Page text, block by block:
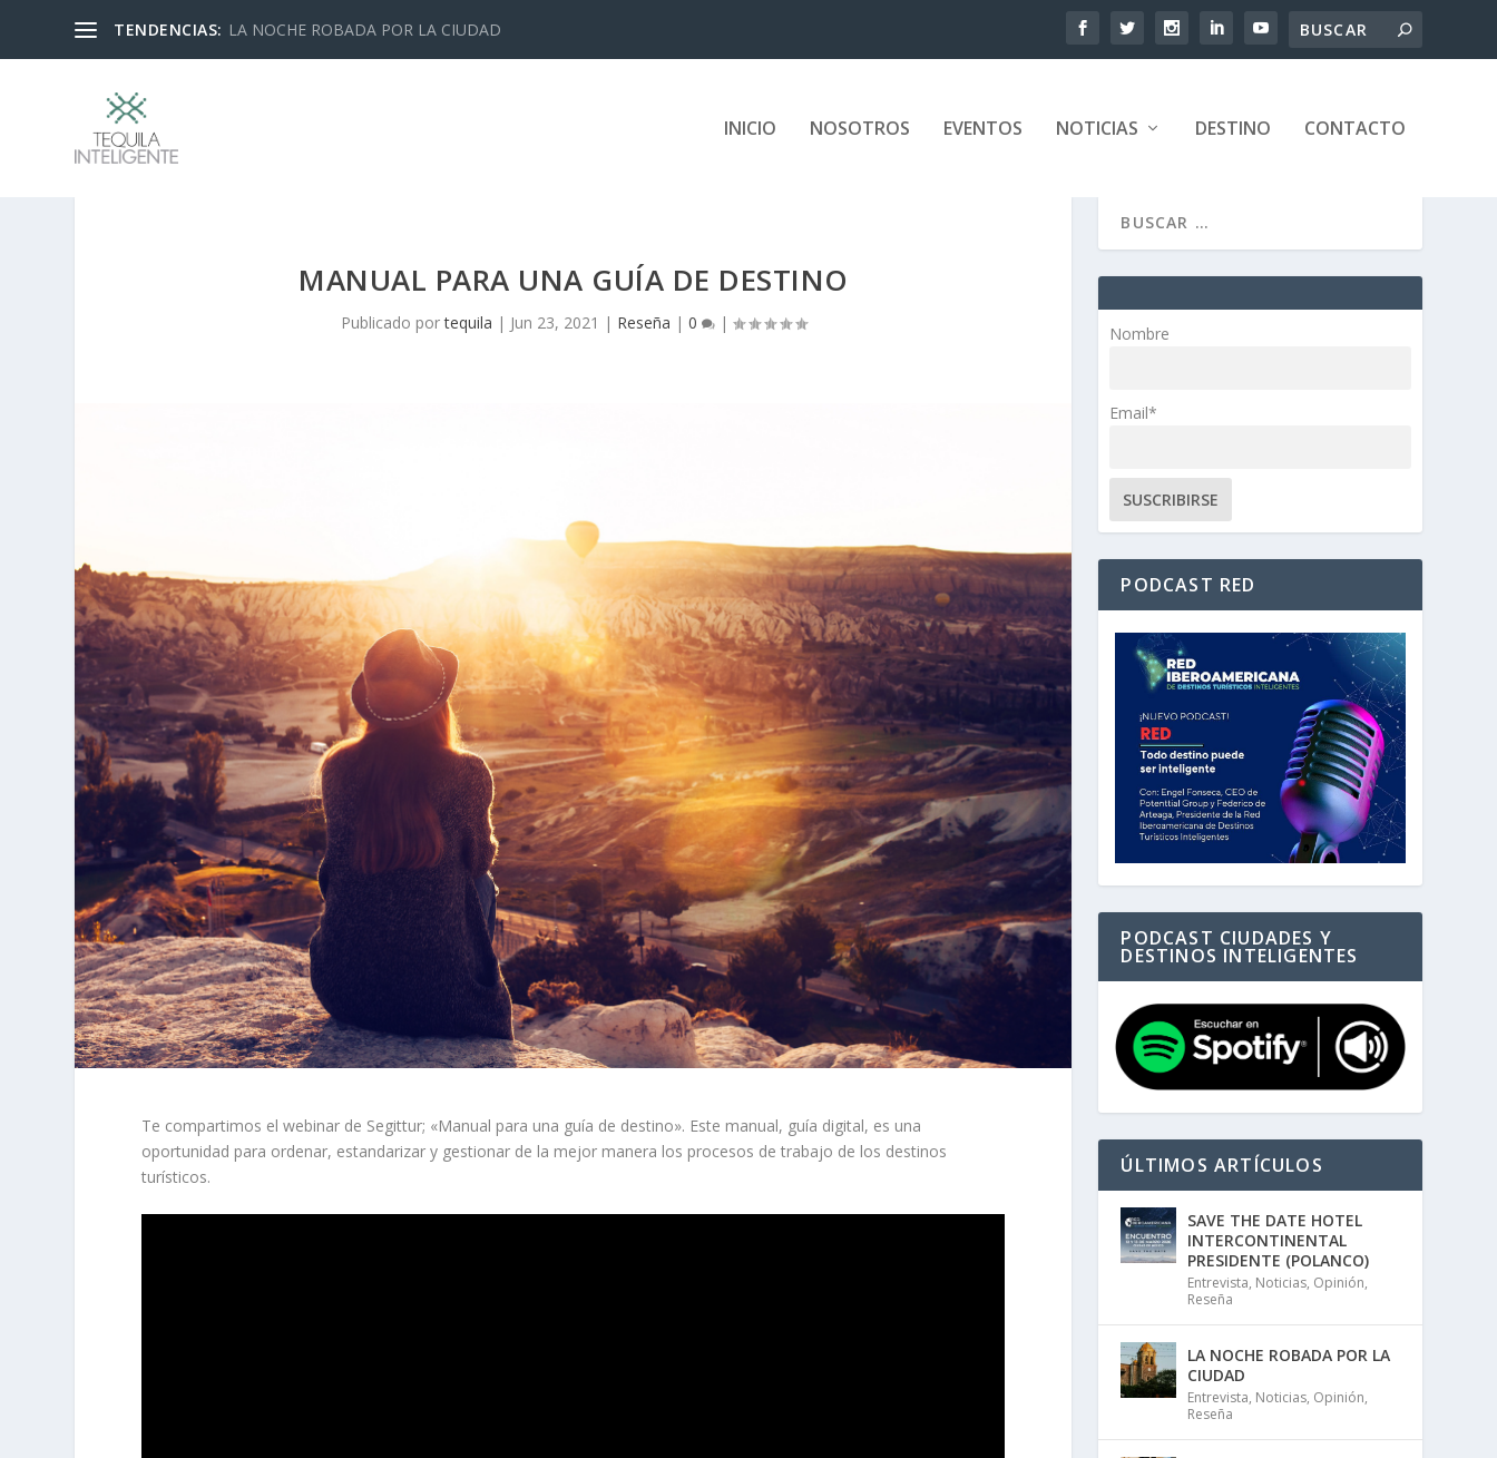
TENDENCIAS: LA NOCHE ROBADA POR LA CIUDAD
INICIO NOSOTROS EVENTOS NOTICIAS DESTINO CONTACTO
MANUAL PARA UNA GUÍA DE DESTINO
Publicado portequila | Jun 23, 2021 | Reseña | 0 |
Te compartimos el webinar de Segittur; «Manual para una guía de destino». Este manual, guía digital, es una
oportunidad para ordenar, estandarizar y gestionar de la mejor manera los procesos de trabajo de los destinos
turísticos.
Nombre
Email*
PODCAST RED
PODCAST CIUDADES Y
DESTINOS INTELIGENTES
ÚLTIMOS ARTÍCULOS
SAVE THE DATE HOTEL
INTERCONTINENTAL
PRESIDENTE (POLANCO)
Entrevista, Noticias, Opinión,
Reseña
LA NOCHE ROBADA POR LA
CIUDAD
Entrevista, Noticias, Opinión,
Reseña